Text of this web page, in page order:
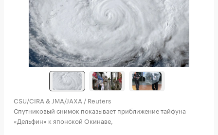
CSU/CIRA & JMA/JAXA / Reuters
Спутниковый снимок показывает приближение тайфуна
«Дельфин» к японской Окинаве,